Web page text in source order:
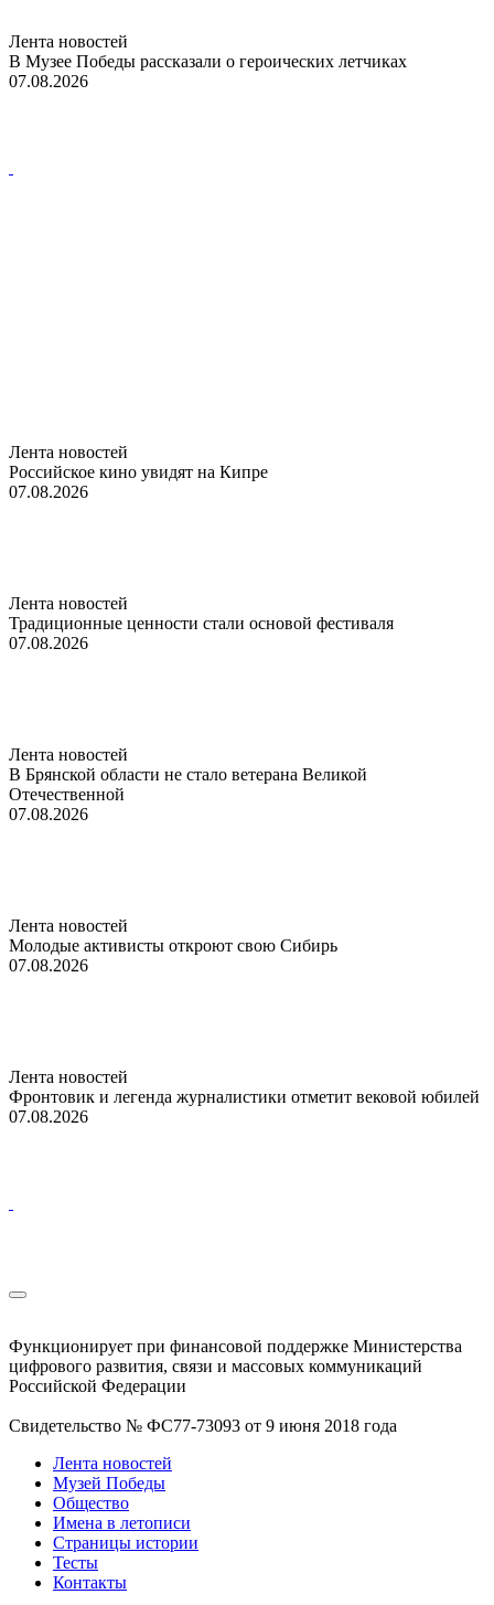
Лента новостей
В Музее Победы рассказали о героических летчиках
07.08.2026
Лента новостей
Российское кино увидят на Кипре
07.08.2026
Лента новостей
Традиционные ценности стали основой фестиваля
07.08.2026
Лента новостей
В Брянской области не стало ветерана Великой
Отечественной
07.08.2026
Лента новостей
Молодые активисты откроют свою Сибирь
07.08.2026
Лента новостей
Фронтовик и легенда журналистики отметит вековой юбилей
07.08.2026
Функционирует при финансовой поддержке Министерства
цифрового развития, связи и массовых коммуникаций
Российской Федерации
Свидетельство № ФС77-73093 от 9 июня 2018 года
Лента новостей
Музей Победы
Общество
Имена в летописи
Страницы истории
Тесты
Контакты